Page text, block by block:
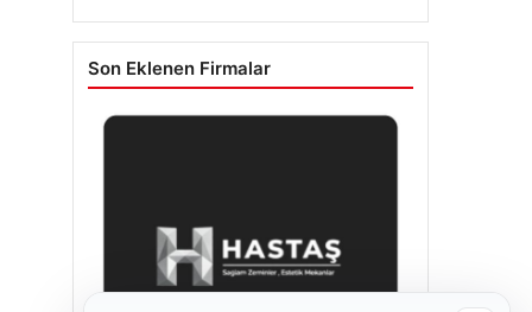
Son Eklenen Firmalar